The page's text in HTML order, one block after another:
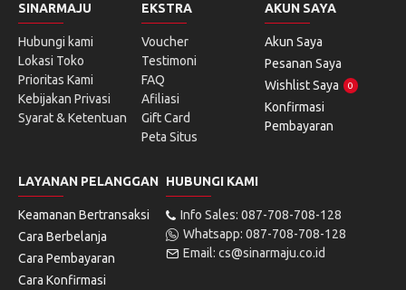
SINARMAJU
Hubungi kami
Lokasi Toko
Prioritas Kami
Kebijakan Privasi
Syarat & Ketentuan
EKSTRA
Voucher
Testimoni
FAQ
Afiliasi
Gift Card
Peta Situs
AKUN SAYA
Akun Saya
Pesanan Saya
Wishlist Saya
0
Konfirmasi
Pembayaran
LAYANAN PELANGGAN
Keamanan Bertransaksi
Cara Berbelanja
Cara Pembayaran
Cara Konfirmasi
HUBUNGI KAMI
Info Sales: 087-708-708-128
Whatsapp: 087-708-708-128
Email: cs@sinarmaju.co.id